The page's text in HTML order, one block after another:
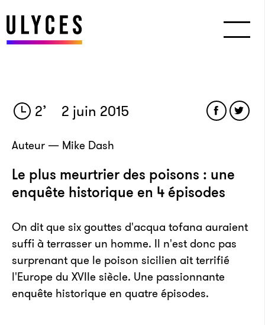
2’ 2 juin 2015
Auteur — Mike Dash
Le plus meurtrier des poisons : une
enquête historique en 4 épisodes
On dit que six gouttes d'acqua tofana auraient
suffi à terrasser un homme. Il n'est donc pas
surprenant que le poison sicilien ait terrifié
l'Europe du XVIIe siècle. Une passionnante
enquête historique en quatre épisodes.